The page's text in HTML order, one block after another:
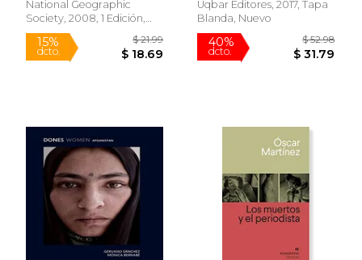
40%
dcto. $ 44.35
12%
dcto.
National Geographic
Society, 2008, 1 Edición,
Tapa Dura, Nuevo
Uqbar Editores, 2017, Tapa
Blanda, Nuevo